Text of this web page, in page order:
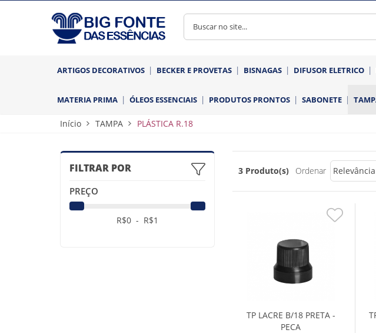
ARTIGOS DECORATIVOS BECKER E PROVETAS BISNAGAS DIFUSOR ELETRICO
MATERIA PRIMA ÓLEOS ESSENCIAIS PRODUTOS PRONTOS SABONETE
Início TAMPA PLÁSTICA R.18
FILTRAR POR
PREÇO
R$0- R$1
3 Produto(s) Ordenar Relevância
TP LACRE B/18 PRETA -
PECA